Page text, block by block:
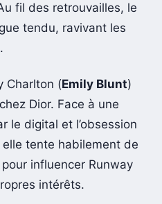
fil des retrouvailles, le
tendu, ravivant les
Charlton (Emily Blunt)
Dior. Face à une
le digital et l’obsession
tente habilement de
influencer Runway
intérêts.